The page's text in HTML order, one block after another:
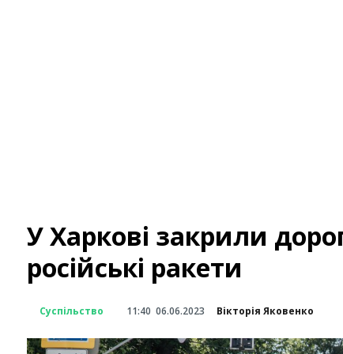
У Харкові закрили
російські ракети
Суспільство 11:40 06.06.2023 Вікторія Яковенко